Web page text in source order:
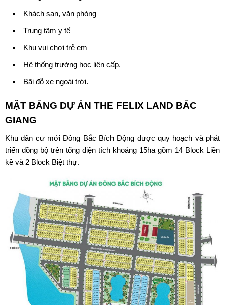
Khách sạn, văn phòng
Trung tâm y tế
Khu vui chơi trẻ em
Hệ thống trường học liên cấp.
Bãi đỗ xe ngoài trời.
MẶT BẰNG DỰ ÁN THE FELIX LAND BẮC
GIANG
Khu dân cư mới Đông Bắc Bích Động được quy hoạch và phát
triển đồng bộ trên tổng diện tích khoảng 15ha gồm 14 Block Liền
kề và 2 Block Biệt thự.